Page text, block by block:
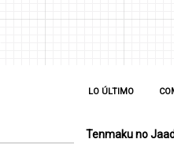
LO ÚLTIMO
Tenmaku no